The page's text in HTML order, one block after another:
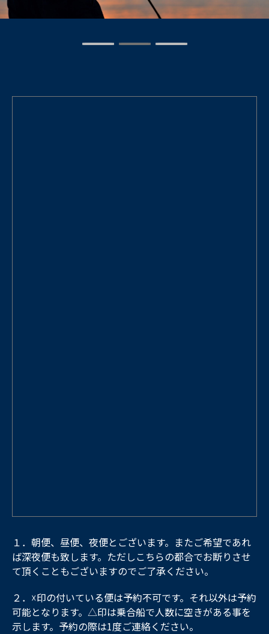
１．朝便、昼便、夜便とございます。またご希望であれ
ば深夜便も致します。ただしこちらの都合でお断りさせ
て頂くこともございますのでご了承ください。
２．☓印の付いている便は予約不可です。それ以外は予約
可能となります。△印は乗合船で人数に空きがある事を
示します。予約の際は1度ご連絡ください。